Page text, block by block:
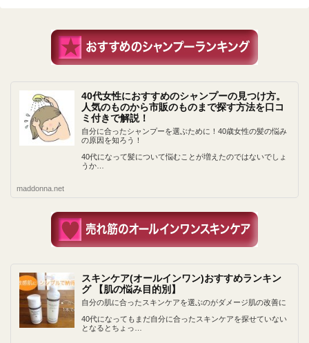
40代女性におすすめのシャンプーの見つけ方。
人気のものから市販のものまで探す方法を口コ
ミ付きで解説！
自分に合ったシャンプーを選ぶために！40歳女性の髪の悩み
の原因を知ろう！
40代になって髪について悩むことが増えたのではないでしょ
うか…
maddonna.net
スキンケア(オールインワン)おすすめランキン
グ 【肌の悩み目的別】
自分の肌に合ったスキンケアを選ぶのがダメージ肌の改善に
40代になってもまだ自分に合ったスキンケアを探せていない
となるとちょっ…